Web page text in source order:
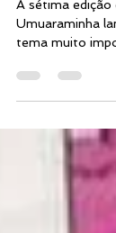
Jornal
A sétima
tema muito
dos...